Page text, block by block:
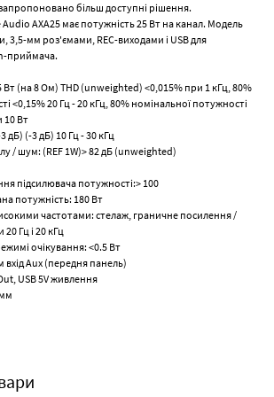
більш доступні рішення.
AXA25 має потужність 25 Вт на канал. Модель
3,5-мм роз'ємами, REC-виходами і USB для
приймача.
Вт (на 8 Ом) THD (unweighted) <0,015% при 1 кГц, 80%
<0,15% 20 Гц - 20 кГц, 80% номінальної потужності
10 Вт
дБ) (-3 дБ) 10 Гц - 30 кГц
/ шум: (REF 1W)> 82 дБ (unweighted)
підсилювача потужності:> 100
потужність: 180 Вт
частотами: стелаж, граничне посилення /
Гц і 20 кГц
очікування: <0.5 Вт
вхід Aux (передня панель)
USB 5V живлення